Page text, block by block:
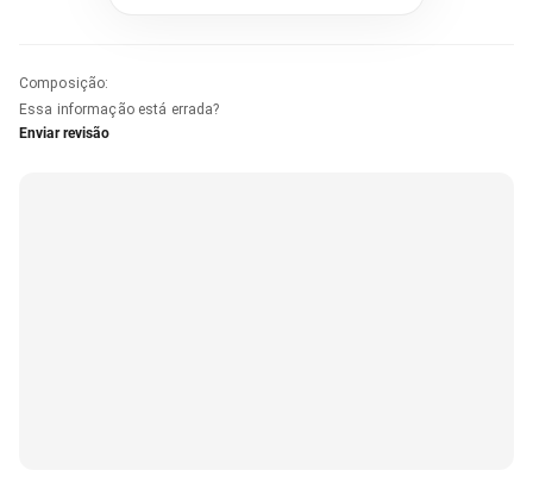
Composição:
Essa informação está errada?
Enviar revisão